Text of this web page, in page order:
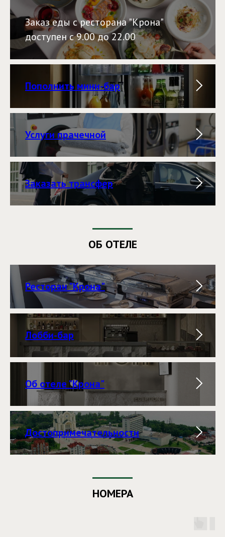
Заказ еды с ресторана "Крона"
доступен с 9.00 до 22.00
Пополнить мини-бар
Услуги прачечной
Заказать трансфер
ОБ ОТЕЛЕ
Ресторан "Крона"
Лобби-бар
Об отеле "Крона"
Достопримечательности
НОМЕРА